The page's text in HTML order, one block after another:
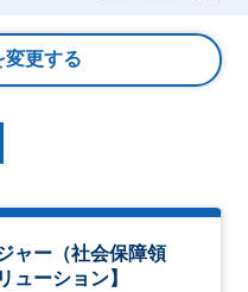
変更する
ャー（社会保障領
ューション】